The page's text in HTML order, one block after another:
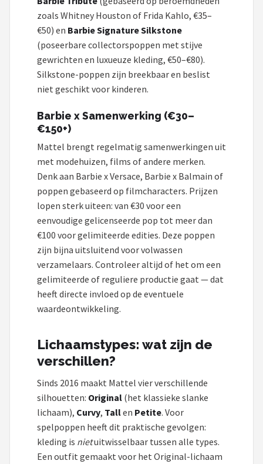
zoals Whitney Houston of Frida Kahlo, €35–
€50) en Barbie Signature Silkstone
(poseerbare collectorspoppen met stijve
gewrichten en luxueuze kleding, €50–€80).
Silkstone-poppen zijn breekbaar en beslist
niet geschikt voor kinderen.
Barbie x Samenwerking (€30–
€150+)
Mattel brengt regelmatig samenwerkingen uit
met modehuizen, films of andere merken.
Denk aan Barbie x Versace, Barbie x Balmain of
poppen gebaseerd op filmcharacters. Prijzen
lopen sterk uiteen: van €30 voor een
eenvoudige gelicenseerde pop tot meer dan
€100 voor gelimiteerde edities. Deze poppen
zijn bijna uitsluitend voor volwassen
verzamelaars. Controleer altijd of het om een
gelimiteerde of reguliere productie gaat — dat
heeft directe invloed op de eventuele
waardeontwikkeling.
Lichaamstypes: wat zijn de
verschillen?
Sinds 2016 maakt Mattel vier verschillende
silhouetten: Original (het klassieke slanke
lichaam), Curvy, Tallen Petite. Voor
spelpoppen heeft dit praktische gevolgen:
kleding is nietuitwisselbaar tussen alle types.
Een outfit gemaakt voor het Original-lichaam